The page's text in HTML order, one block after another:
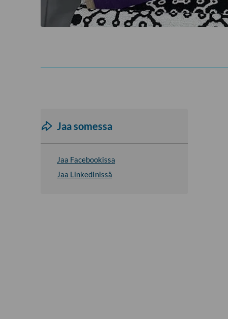
Jaa somessa
Jaa Facebookissa
Jaa LinkedInissä